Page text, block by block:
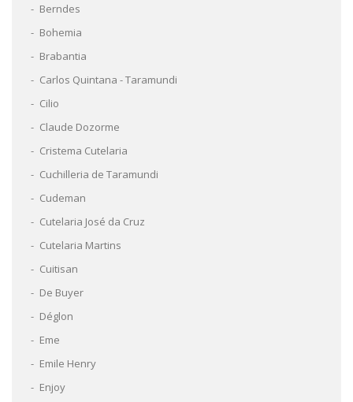
Berndes
Bohemia
Brabantia
Carlos Quintana - Taramundi
Cilio
Claude Dozorme
Cristema Cutelaria
Cuchilleria de Taramundi
Cudeman
Cutelaria José da Cruz
Cutelaria Martins
Cuitisan
De Buyer
Déglon
Eme
Emile Henry
Enjoy